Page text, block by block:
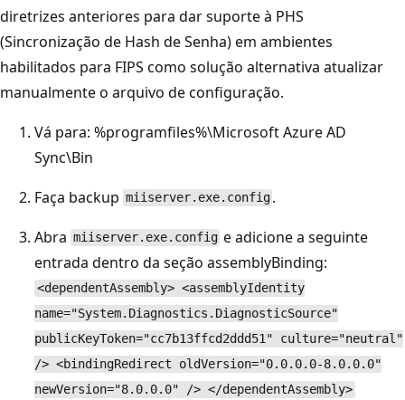
diretrizes anteriores para dar suporte à PHS
(Sincronização de Hash de Senha) em ambientes
habilitados para FIPS como solução alternativa atualizar
manualmente o arquivo de configuração.
Vá para: %programfiles%\Microsoft Azure AD
Sync\Bin
Faça backup miiserver.exe.config .
Abra miiserver.exe.config e adicione a seguinte
entrada dentro da seção assemblyBinding:
<dependentAssembly> <assemblyIdentity
name="System.Diagnostics.DiagnosticSource"
publicKeyToken="cc7b13ffcd2ddd51" culture="neutral"
/> <bindingRedirect oldVersion="0.0.0.0-8.0.0.0"
newVersion="8.0.0.0" /> </dependentAssembly>